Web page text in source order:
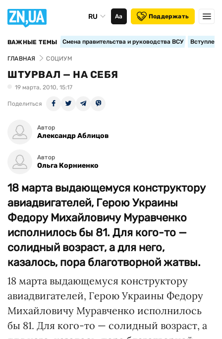
RU Аа Поддержать
ВАЖНЫЕ ТЕМЫ Смена правительства и руководства ВСУ
ГЛАВНАЯ СОЦИУМ
ШТУРВАЛ — НА СЕБЯ
19 марта, 2010, 15:17
Поделиться
Автор
Александр Аблицов
Автор
Ольга Корниенко
18 марта выдающемуся конструктору
авиадвигателей, Герою Украины
Федору Михайловичу Муравченко
исполнилось бы 81. Для кого-то —
солидный возраст, а для него,
казалось, пора благотворной жатвы.
18 марта выдающемуся конструктору
авиадвигателей, Герою Украины Федору
Михайловичу Муравченко исполнилось
бы 81. Для кого-то — солидный возраст, а